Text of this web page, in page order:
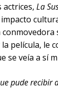
La
película, le
se veía a sí
pude recibir